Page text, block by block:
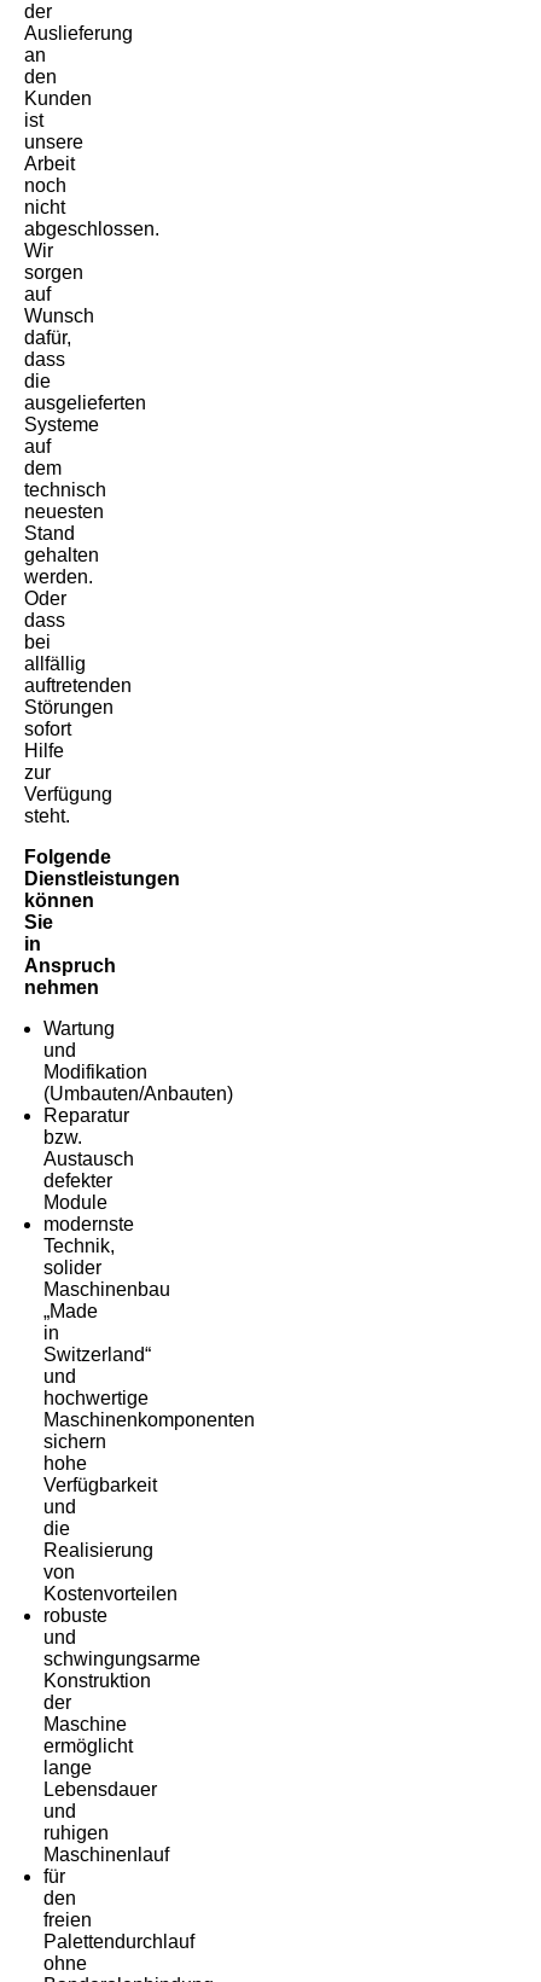
der
Auslieferung
an
den
Kunden
ist
unsere
Arbeit
noch
nicht
abgeschlossen.
Wir
sorgen
auf
Wunsch
dafür,
dass
die
ausgelieferten
Systeme
auf
dem
technisch
neuesten
Stand
gehalten
werden.
Oder
dass
bei
allfällig
auftretenden
Störungen
sofort
Hilfe
zur
Verfügung
steht.
Folgende
Dienstleistungen
können
Sie
in
Anspruch
nehmen
Wartung
und
Modifikation
(Umbauten/Anbauten)
Reparatur
bzw.
Austausch
defekter
Module
modernste
Technik,
solider
Maschinenbau
„Made
in
Switzerland“
und
hochwertige
Maschinenkomponenten
sichern
hohe
Verfügbarkeit
und
die
Realisierung
von
Kostenvorteilen
robuste
und
schwingungsarme
Konstruktion
der
Maschine
ermöglicht
lange
Lebensdauer
und
ruhigen
Maschinenlauf
für
den
freien
Palettendurchlauf
ohne